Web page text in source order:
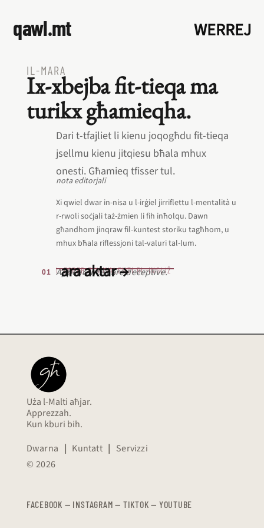
qawl.mt WERREJ
IL‑MARA
Ix‑xbejba fit‑tieqa ma
turikx għamieqha.
Dari t‑tfajliet li kienu joqogħdu fit‑tieqa
jsellmu kienu jitqiesu bħala mhux
onesti. Għamieq tfisser tul.
nota editorjali
Xi qwiel dwar in-nisa u l-irġiel jirriflettu l-mentalità u
r-rwoli soċjali taż-żmien li fih inħolqu. Dawn
għandhom jinqraw fil-kuntest storiku tagħhom, u
mhux bħala riflessjoni tal-valuri tal-lum.
L‑EQREB EKWIVALENTI BL‑INGLIŻ
Appearances are deceptive.
ara aktar →
Uża l-Malti aħjar.
Apprezzah.
Kun kburi bih.
Dwarna | Kuntatt | Servizzi
© 2026
FACEBOOK — INSTAGRAM — TIKTOK — YOUTUBE